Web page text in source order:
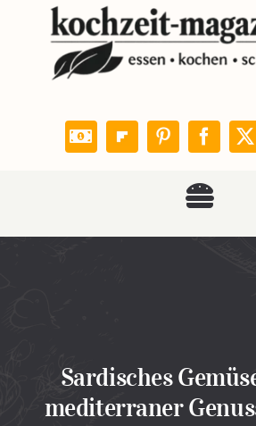
springen
Toggle
Sammlung
Sardisches
mediterraner